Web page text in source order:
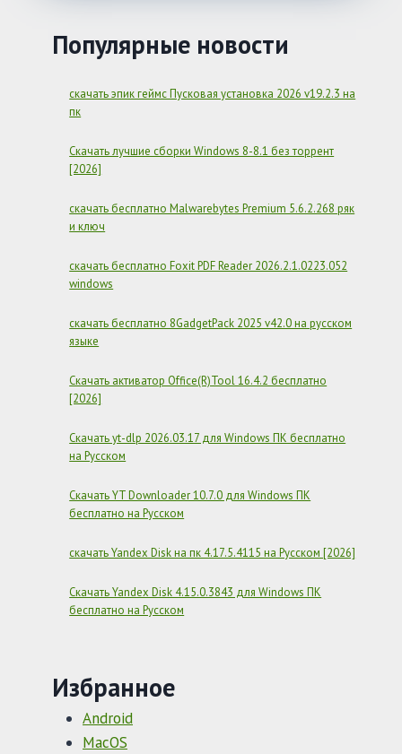
НА
Популярные новости
скачать эпик геймс Пусковая установка 2026 v19.2.3 на
пк
Скачать лучшие сборки Windows 8-8.1 без торрент
[2026]
скачать бесплатно Malwarebytes Premium 5.6.2.268 ряк
и ключ
скачать бесплатно Foxit PDF Reader 2026.2.1.0223.052
windows
скачать бесплатно 8GadgetPack 2025 v42.0 на русском
языке
Скачать активатор Office(R)Tool 16.4.2 бесплатно
[2026]
Скачать yt-dlp 2026.03.17 для Windows ПК бесплатно
на Русском
Скачать YT Downloader 10.7.0 для Windows ПК
бесплатно на Русском
скачать Yandex Disk на пк 4.17.5.4115 на Русском [2026]
Скачать Yandex Disk 4.15.0.3843 для Windows ПК
бесплатно на Русском
Избранное
Android
MacOS